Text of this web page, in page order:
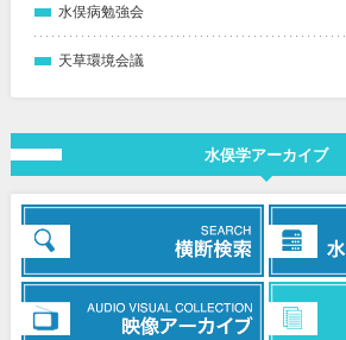
水俣病勉強会
天草環境会議
水俣学アーカイブ